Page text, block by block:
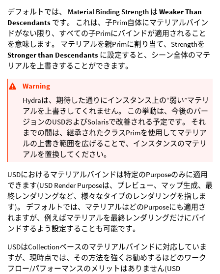
デフォルトでは、 Material Binding Strength は Weaker Than
Descendants です。 これは、子Prim自体にマテリアルバイン
ドがない限り、すべての子Primにバインドが適用されること
を意味します。 マテリアルを親Primに割り当て、Strengthを
Stronger than Descendants に設定すると、シーン全体のマテ
リアルを上書きすることができます。
Warning
Hydraは、期待した通りにインスタンス上の“弱い”マテリ
アルを上書きしてくれません。 この挙動は、今後のバー
ジョンのUSDおよびSolarisで改善される予定です。 それ
までの間は、継承されたクラスPrimを使用してマテリア
ルの上書き範囲を広げることで、インスタンスのマテリ
アルを置換してください。
USDにおけるマテリアルバインドは特定のPurposeのみに適用
できます(USD Render Purposeは、プレビュー、マップ生成、最
終レンダリングなど、様々なタイプのレンダリングを指しま
す)。 デフォルトでは、マテリアルはどのPurposeにも適用さ
れますが、例えばマテリアルを最終レンダリングだけにバイ
ンドするよう設定することも可能です。
USDはCollectionベースのマテリアルバインドに対応していま
すが、現時点では、その方法を強くお勧めするほどのワーク
フロー/パフォーマンスのメリットはありません(USD